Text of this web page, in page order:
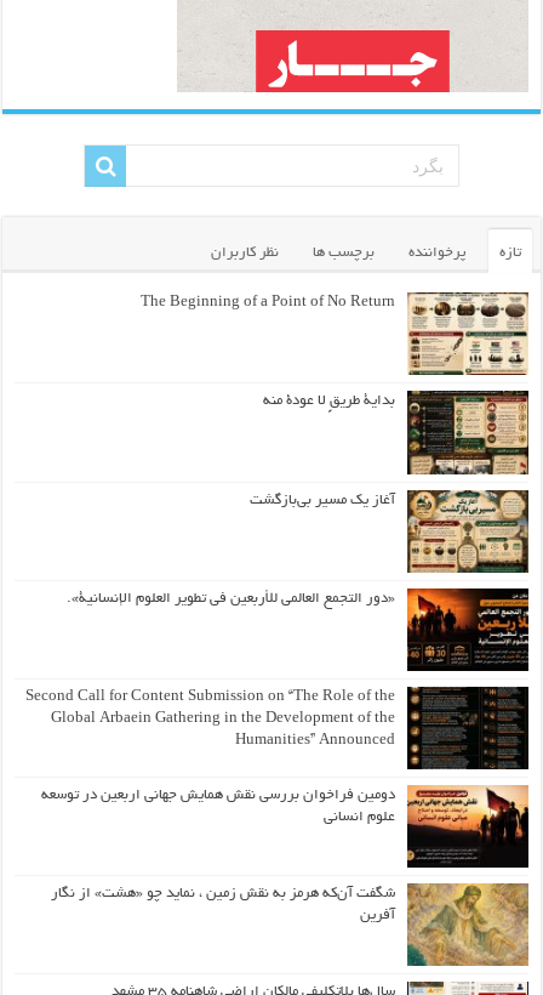
تازه پرخواننده برچسب ها نظر کاربران
The Beginning of a Point of No Return
بداية طريقٍ لا عودة منه
آغاز یک مسیر بی‌بازگشت
«دور التجمع العالمي للأربعين في تطوير العلوم الإنسانية».
Second Call for Content Submission on “The Role of the
Global Arbaein Gathering in the Development of the
Humanities” Announced
دومین فراخوان بررسی نقش همایش جهانی اربعین در توسعه
علوم انسانی
شگفت آن‌که هرمز به نقش زمین ، نماید چو «هشت» از نگار
آفرین